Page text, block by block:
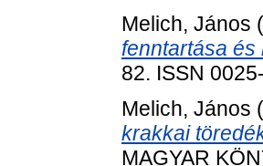
Melich, János
fenntartása és
82. ISSN
Melich, János
krakkai
MAGYAR